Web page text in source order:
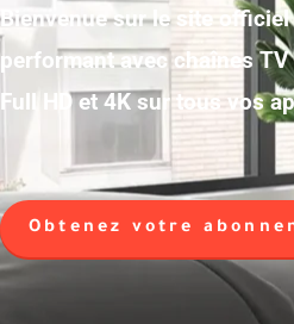
Bienvenue sur le site officiel
performant avec chaînes
Full HD et 4K sur tous vos
Obtenez votre